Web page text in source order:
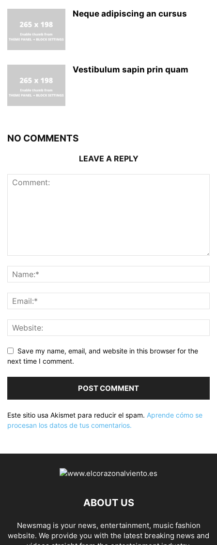
Neque adipiscing an cursus
Vestibulum sapin prin quam
NO COMMENTS
LEAVE A REPLY
Save my name, email, and website in this browser for the
next time I comment.
Este sitio usa Akismet para reducir el spam. Aprende cómo se
procesan los datos de tus comentarios.
ABOUT US
Newsmag is your news, entertainment, music fashion
website. We provide you with the latest breaking news and